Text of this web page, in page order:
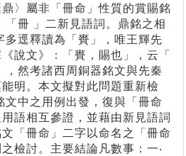
〉屬非「冊命」性質的賞賜銘
冊 」二新見語詞。鼎銘之相
多逕釋讀為「賚」，唯王輝先
說文》：「賚，賜也」，云「
然考諸西周銅器銘文與先秦
明。本文擬對此問題重新檢
中之用例出發，復與「冊命
語相互參證，並藉由新見語詞
「冊命」二字以命名之「冊命
檢討。主要結論凡數事：一‧